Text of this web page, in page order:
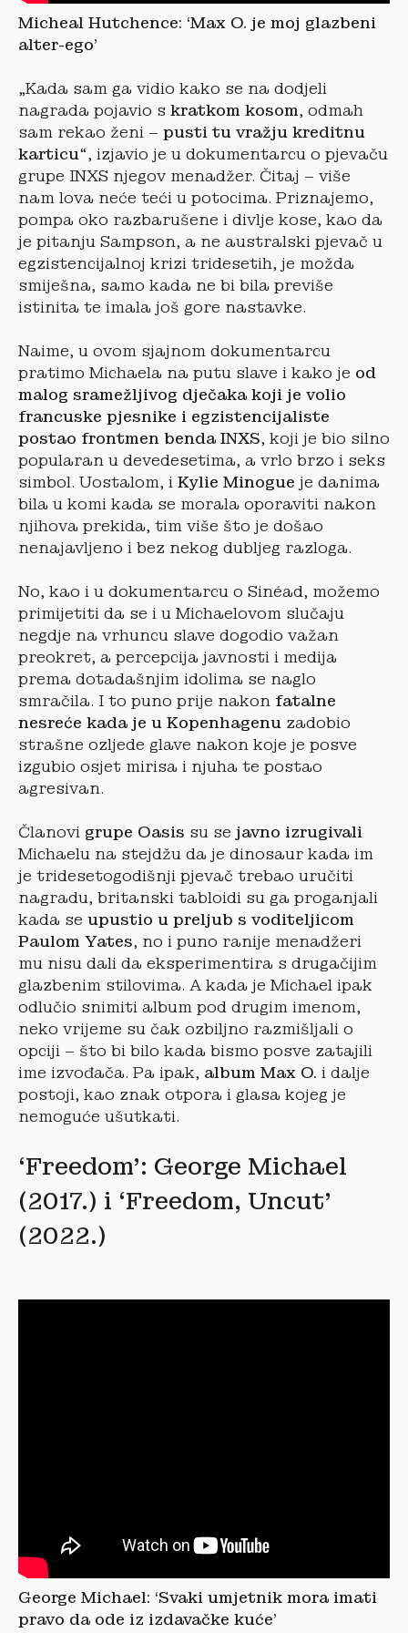
Micheal Hutchence: ‘Max O. je moj glazbeni
alter-ego’
„Kada sam ga vidio kako se na dodjeli
nagrada pojavio s kratkom kosom, odmah
sam rekao ženi – pusti tu vražju kreditnu
karticu“, izjavio je u dokumentarcu o pjevaču
grupe INXS njegov menadžer. Čitaj – više
nam lova neće teći u potocima. Priznajemo,
pompa oko razbarušene i divlje kose, kao da
je pitanju Sampson, a ne australski pjevač u
egzistencijalnoj krizi tridesetih, je možda
smiješna, samo kada ne bi bila previše
istinita te imala još gore nastavke.
Naime, u ovom sjajnom dokumentarcu
pratimo Michaela na putu slave i kako je od
malog sramežljivog dječaka koji je volio
francuske pjesnike i egzistencijaliste
postao frontmen benda INXS, koji je bio silno
popularan u devedesetima, a vrlo brzo i seks
simbol. Uostalom, i Kylie Minogue je danima
bila u komi kada se morala oporaviti nakon
njihova prekida, tim više što je došao
nenajavljeno i bez nekog dubljeg razloga.
No, kao i u dokumentarcu o Sinéad, možemo
primijetiti da se i u Michaelovom slučaju
negdje na vrhuncu slave dogodio važan
preokret, a percepcija javnosti i medija
prema dotadašnjim idolima se naglo
smračila. I to puno prije nakon fatalne
nesreće kada je u Kopenhagenu zadobio
strašne ozljede glave nakon koje je posve
izgubio osjet mirisa i njuha te postao
agresivan.
Članovi grupe Oasis su se javno izrugivali
Michaelu na stejdžu da je dinosaur kada im
je tridesetogodišnji pjevač trebao uručiti
nagradu, britanski tabloidi su ga proganjali
kada se upustio u preljub s voditeljicom
Paulom Yates, no i puno ranije menadžeri
mu nisu dali da eksperimentira s drugačijim
glazbenim stilovima. A kada je Michael ipak
odlučio snimiti album pod drugim imenom,
neko vrijeme su čak ozbiljno razmišljali o
opciji – što bi bilo kada bismo posve zatajili
ime izvođača. Pa ipak, album Max O. i dalje
postoji, kao znak otpora i glasa kojeg je
nemoguće ušutkati.
‘Freedom’: George Michael
(2017.) i ‘Freedom, Uncut’
(2022.)
George Michael: ‘Svaki umjetnik mora imati
pravo da ode iz izdavačke kuće’